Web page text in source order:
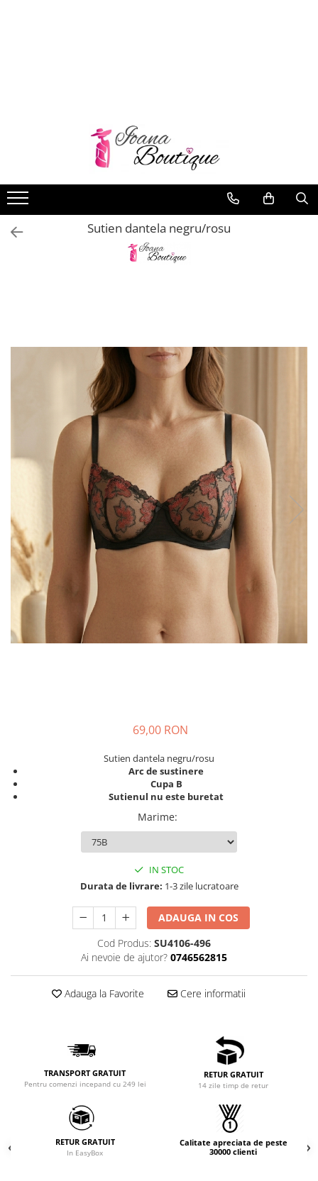
Chiloti clasici
Chiloti tanga
Compleuri & body-uriSutien dantela negru/rosu
69,00 RON
Sutien dantela negru/rosu
Arc de sustinere
Cupa B
Sutienul nu este buretat
Marime:
IN STOC
Durata de livrare: 1-3 zile lucratoare
ADAUGA IN COS
Cod Produs: SU4106-496
Ai nevoie de ajutor? 0746562815
Adauga la Favorite Cere informatii
TRANSPORT GRATUIT
Pentru comenzi incepand cu 249 lei
RETUR GRATUIT
14 zile timp de retur
RETUR GRATUIT
In EasyBox
Calitate apreciata de peste
30000 clienti